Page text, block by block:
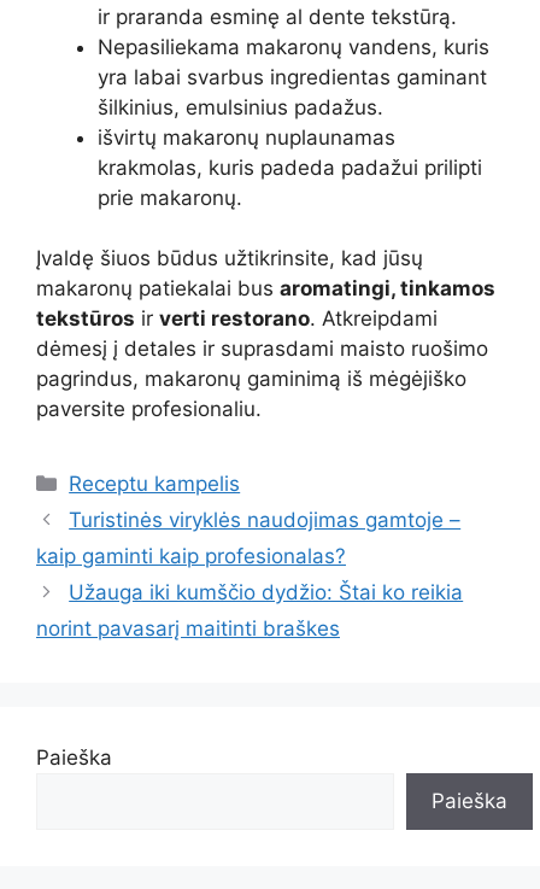
ir praranda esminę al dente tekstūrą.
Nepasiliekama makaronų vandens, kuris
yra labai svarbus ingredientas gaminant
šilkinius, emulsinius padažus.
išvirtų makaronų nuplaunamas
krakmolas, kuris padeda padažui prilipti
prie makaronų.
Įvaldę šiuos būdus užtikrinsite, kad jūsų
makaronų patiekalai bus aromatingi, tinkamos
tekstūros ir verti restorano. Atkreipdami
dėmesį į detales ir suprasdami maisto ruošimo
pagrindus, makaronų gaminimą iš mėgėjiško
paversite profesionaliu.
Kategorijos
Receptu kampelis
Turistinės viryklės naudojimas gamtoje –
kaip gaminti kaip profesionalas?
Užauga iki kumščio dydžio: Štai ko reikia
norint pavasarį maitinti braškes
Paieška
Paieška